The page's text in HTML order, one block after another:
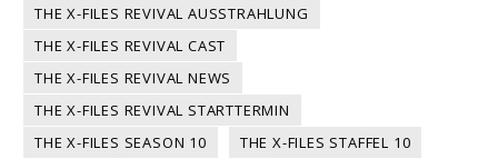
THE X-FILES REVIVAL AUSSTRAHLUNG
THE X-FILES REVIVAL CAST
THE X-FILES REVIVAL NEWS
THE X-FILES REVIVAL STARTTERMIN
THE X-FILES SEASON 10
THE X-FILES STAFFEL 10